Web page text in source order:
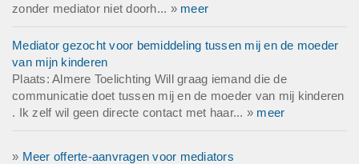
zonder mediator niet doorh... » meer
Mediator gezocht voor bemiddeling tussen mij en de moeder
van mijn kinderen
Plaats: Almere Toelichting Will graag iemand die de
communicatie doet tussen mij en de moeder van mij kinderen
. Ik zelf wil geen directe contact met haar... » meer
» Meer offerte-aanvragen voor mediators